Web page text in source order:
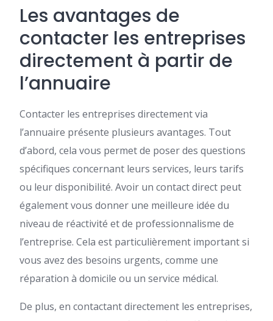
Les avantages de
contacter les entreprises
directement à partir de
l’annuaire
Contacter les entreprises directement via
l’annuaire présente plusieurs avantages. Tout
d’abord, cela vous permet de poser des questions
spécifiques concernant leurs services, leurs tarifs
ou leur disponibilité. Avoir un contact direct peut
également vous donner une meilleure idée du
niveau de réactivité et de professionnalisme de
l’entreprise. Cela est particulièrement important si
vous avez des besoins urgents, comme une
réparation à domicile ou un service médical.
De plus, en contactant directement les entreprises,